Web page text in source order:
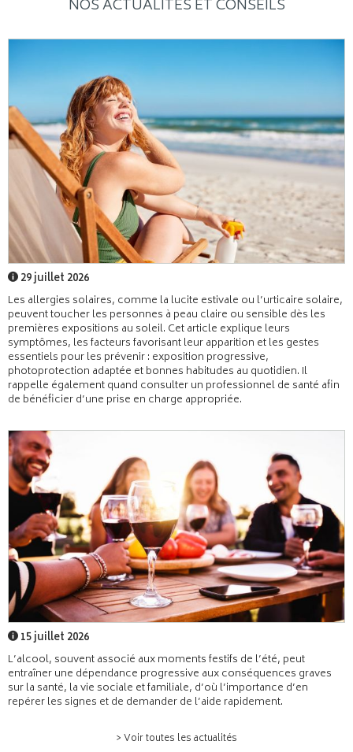
NOS ACTUALITÉS ET CONSEILS
29 juillet 2026
Les allergies solaires, comme la lucite estivale ou l’urticaire solaire,
peuvent toucher les personnes à peau claire ou sensible dès les
premières expositions au soleil. Cet article explique leurs
symptômes, les facteurs favorisant leur apparition et les gestes
essentiels pour les prévenir : exposition progressive,
photoprotection adaptée et bonnes habitudes au quotidien. Il
rappelle également quand consulter un professionnel de santé afin
de bénéficier d’une prise en charge appropriée.
15 juillet 2026
L’alcool, souvent associé aux moments festifs de l’été, peut
entraîner une dépendance progressive aux conséquences graves
sur la santé, la vie sociale et familiale, d’où l’importance d’en
repérer les signes et de demander de l’aide rapidement.
> Voir toutes les actualités